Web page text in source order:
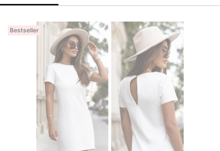
Bestseller